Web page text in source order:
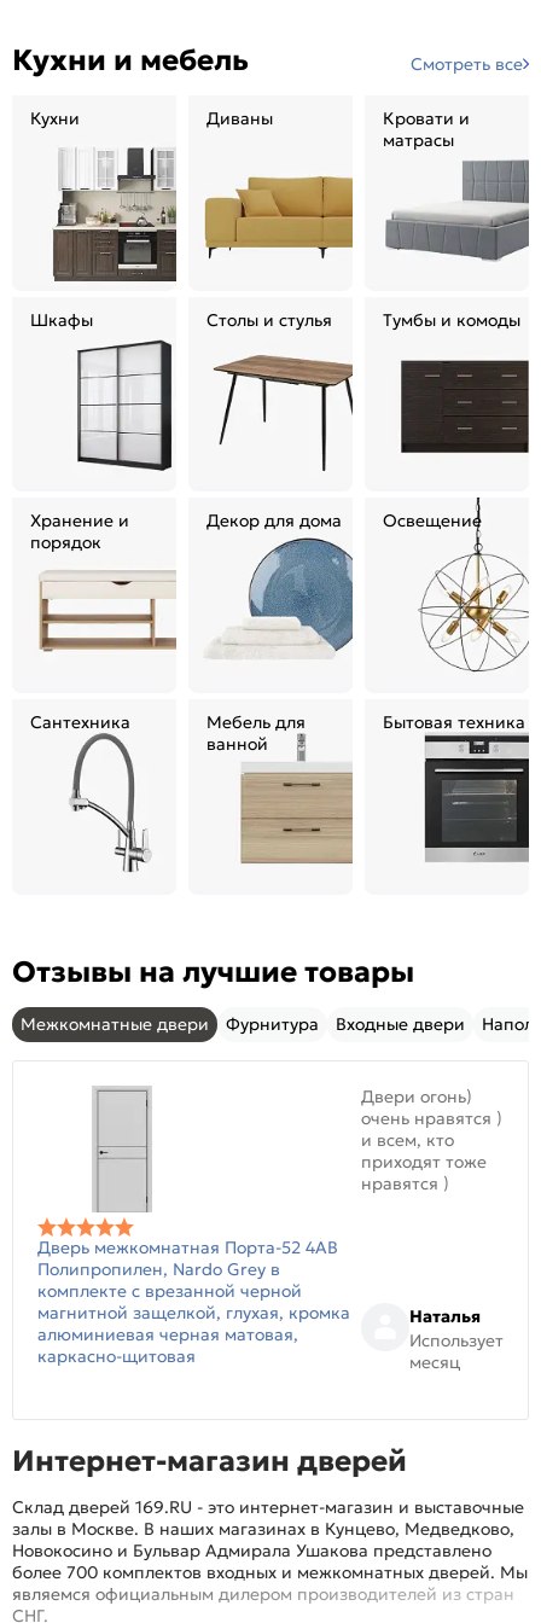
Кухни и мебель Смотреть все
Кухни Диваны
Кровати и
матрасы
Шкафы Столы и стулья Тумбы и комоды
Хранение и
порядок
Декор для дома Освещение
Сантехника
Мебель для
ванной
Бытовая техника
Отзывы на лучшие товары
Межкомнатные двери Фурнитура Входные двери
Дверь межкомнатная Порта-52 4AB
Полипропилен, Nardo Grey в
комплекте с врезанной черной
магнитной защелкой, глухая, кромка
алюминиевая черная матовая,
каркасно-щитовая
Двери огонь)
очень нравятся )
и всем, кто
приходят тоже
нравятся )
Наталья
Использует
месяц
Интернет-магазин дверей
Склад дверей 169.RU - это интернет-магазин и выставочные
залы в Москве. В наших магазинах в Кунцево, Медведково,
Новокосино и Бульвар Адмирала Ушакова представлено
более 700 комплектов входных и межкомнатных дверей. Мы
являемся официальным дилером производителей из стран
СНГ.